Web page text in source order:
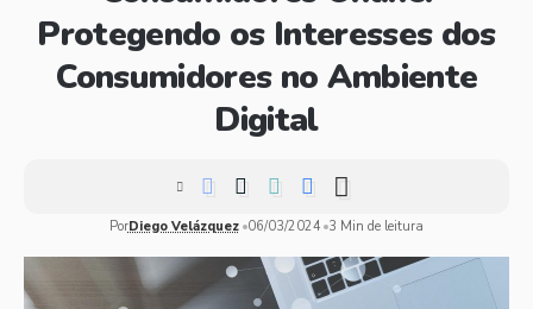
Protegendo os Interesses dos
Consumidores no Ambiente
Digital
PorDiego Velázquez 06/03/2024 3 Min de leitura